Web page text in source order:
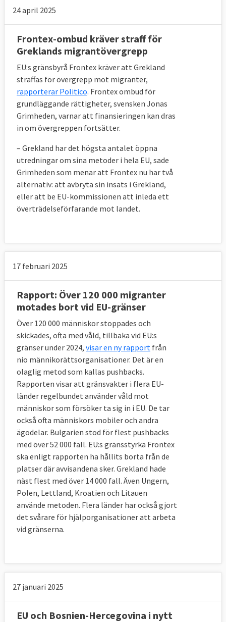
24 april 2025
Frontex-ombud kräver straff för
Greklands migrantövergrepp
EU:s gränsbyrå Frontex kräver att Grekland
straffas för övergrepp mot migranter,
rapporterar Politico. Frontex ombud för
grundläggande rättigheter, svensken Jonas
Grimheden, varnar att finansieringen kan dras
in om övergreppen fortsätter.
– Grekland har det högsta antalet öppna
utredningar om sina metoder i hela EU, sade
Grimheden som menar att Frontex nu har två
alternativ: att avbryta sin insats i Grekland,
eller att be EU-kommissionen att inleda ett
överträdelseförfarande mot landet.
17 februari 2025
Rapport: Över 120 000 migranter
motades bort vid EU-gränser
Över 120 000 människor stoppades och
skickades, ofta med våld, tillbaka vid EU:s
gränser under 2024, visar en ny rapport från
nio männikorättsorganisationer. Det är en
olaglig metod som kallas pushbacks.
Rapporten visar att gränsvakter i flera EU-
länder regelbundet använder våld mot
människor som försöker ta sig in i EU. De tar
också ofta människors mobiler och andra
ägodelar. Bulgarien stod för flest pushbacks
med över 52 000 fall. EU:s gränsstyrka Frontex
ska enligt rapporten ha hållits borta från de
platser där avvisandena sker. Grekland hade
näst flest med över 14 000 fall. Även Ungern,
Polen, Lettland, Kroatien och Litauen
använde metoden. Flera länder har också gjort
det svårare för hjälporganisationer att arbeta
vid gränserna.
27 januari 2025
EU och Bosnien-Hercegovina i nytt